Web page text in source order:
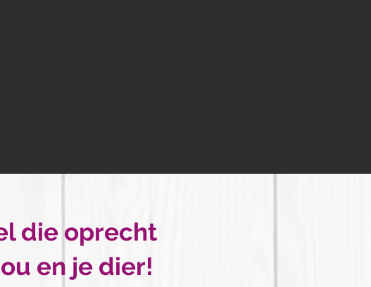
die oprecht
en je dier!